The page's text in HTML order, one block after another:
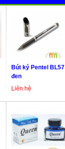
Bút ký Pentel BL57
đen
Liên hệ